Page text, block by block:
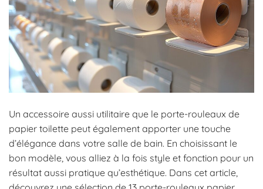
Un accessoire aussi utilitaire que le porte-rouleaux de
papier toilette peut également apporter une touche
d’élégance dans votre salle de bain. En choisissant le
bon modèle, vous alliez à la fois style et fonction pour un
résultat aussi pratique qu’esthétique. Dans cet article,